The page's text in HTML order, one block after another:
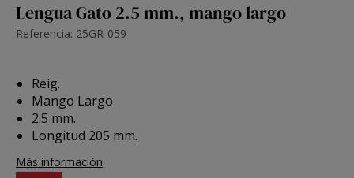
Lengua Gato 2.5 mm., mango largo
Referencia: 25GR-059
Reig.
Mango Largo
2.5 mm.
Longitud 205 mm.
Más información